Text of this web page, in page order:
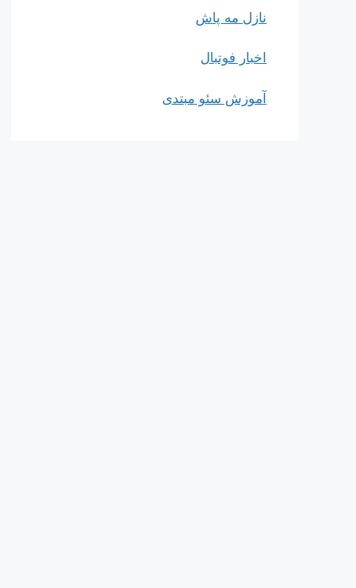
نازل مه پاش
اخبار فوتبال
آموزش سئو مبتدی